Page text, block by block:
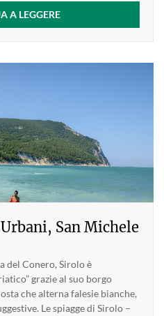
A LEGGERE
San Michele
del Conero, Sirolo è
grazie al suo borgo
che alterna falesie bianche,
Le spiagge di Sirolo –